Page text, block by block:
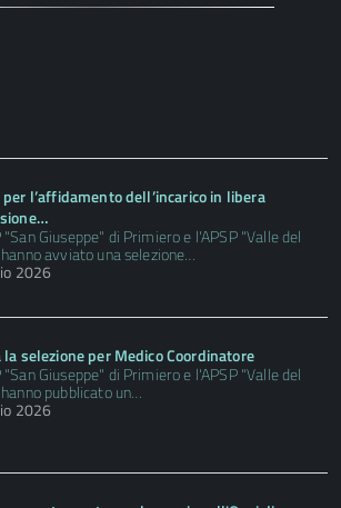
l’affidamento dell’incarico in libera
"San Giuseppe" di Primiero e l'APSP "Valle del
avviato una selezione…
2026
selezione per Medico Coordinatore
"San Giuseppe" di Primiero e l'APSP "Valle del
pubblicato un…
2026